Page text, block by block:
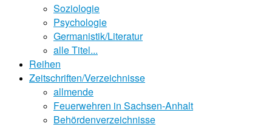
Soziologie
Psychologie
Germanistik/Literatur
alle Titel...
Reihen
Zeitschriften/Verzeichnisse
allmende
Feuerwehren in Sachsen-Anhalt
Behördenverzeichnisse